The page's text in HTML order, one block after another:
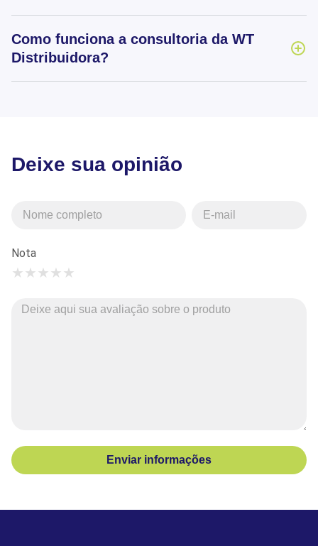
Como funciona a consultoria da WT
Distribuidora?
Deixe sua opinião
Nota
★
★
★
★
★
Enviar informações